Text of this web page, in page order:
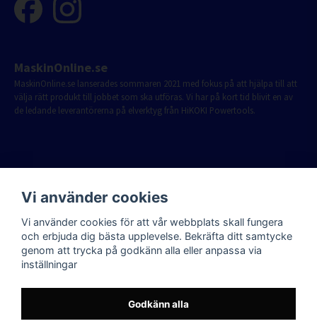
MaskinOnline.se
MaskinOnline.se lanserades sommaren 2021 med fokus på att hjälpa till att
välja rätt produkt till jobbet som ska utföras. Vi har på kort tid blivit en av
de ledande leverantörerna på elverktyg från HiKOKI Powertools.
Vi använder cookies
Vi använder cookies för att vår webbplats skall fungera
och erbjuda dig bästa upplevelse. Bekräfta ditt samtycke
genom att trycka på godkänn alla eller anpassa via
inställningar
Godkänn alla